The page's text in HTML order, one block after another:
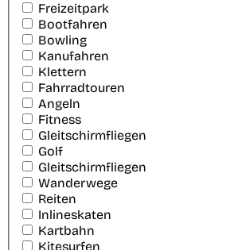
Freizeitpark
Bootfahren
Bowling
Kanufahren
Klettern
Fahrradtouren
Angeln
Fitness
Gleitschirmfliegen
Golf
Gleitschirmfliegen
Wanderwege
Reiten
Inlineskaten
Kartbahn
Kitesurfen